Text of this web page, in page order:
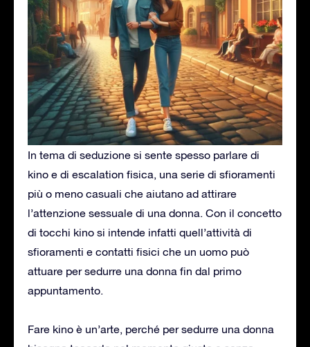
In tema di seduzione si sente spesso parlare di
kino e di escalation fisica, una serie di sfioramenti
più o meno casuali che aiutano ad attirare
l’attenzione sessuale di una donna. Con il concetto
di tocchi kino si intende infatti quell’attività di
sfioramenti e contatti fisici che un uomo può
attuare per sedurre una donna fin dal primo
appuntamento.
Fare kino è un’arte, perché per sedurre una donna